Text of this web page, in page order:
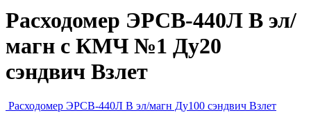
Расходомер ЭРСВ-440Л В эл/
магн с КМЧ №1 Ду20
сэндвич Взлет
Расходомер ЭРСВ-440Л В эл/магн Ду100 сэндвич Взлет